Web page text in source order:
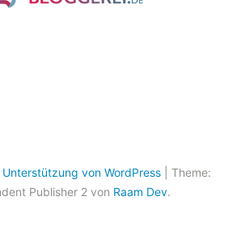
von WordPress
Theme:
Publisher 2 von Raam Dev.